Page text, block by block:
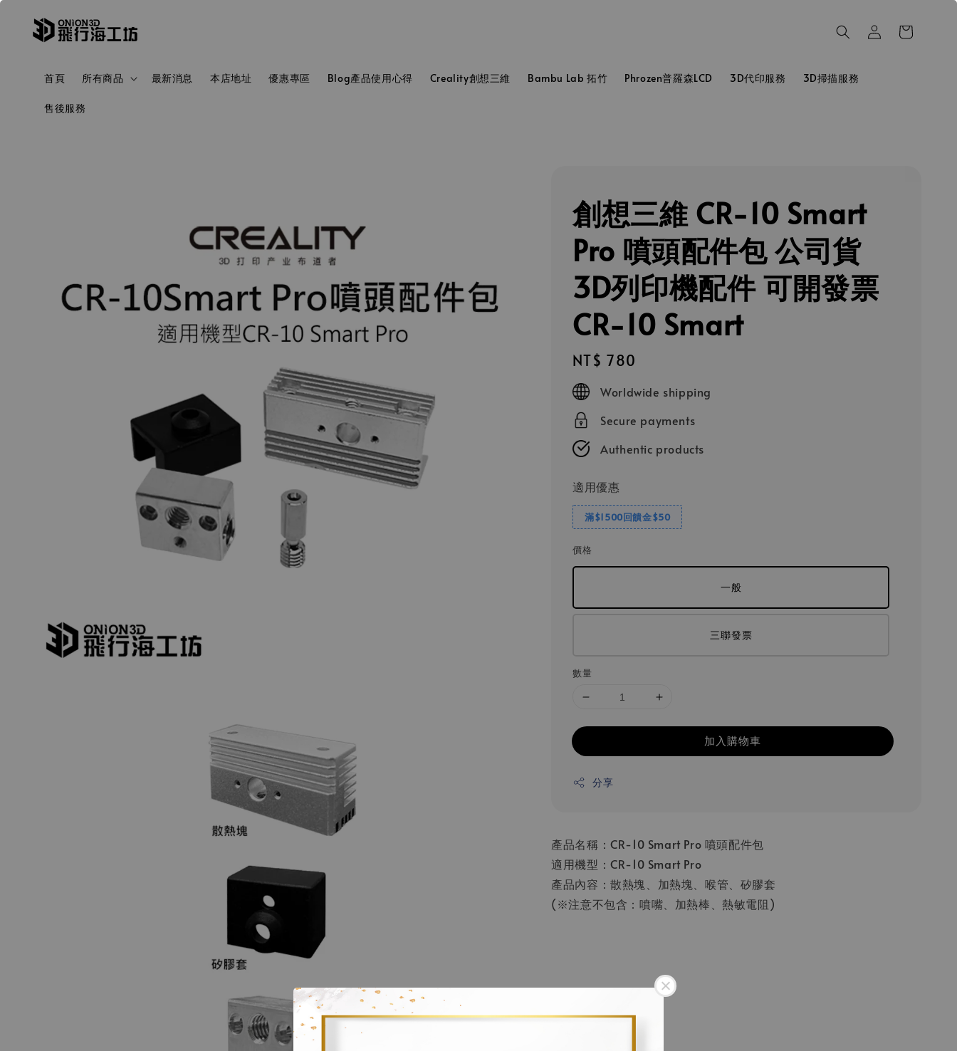
首頁 所有商品 最新消息 本店地址 優惠專區 Blog產品使用心得 Creality創想三維 Bambu Lab 拓竹 Phrozen普羅森LCD 3D代印服務 3D掃描服務
售後服務
創想三維 CR-10 Smart
Pro 噴頭配件包 公司貨
3D列印機配件 可開發票
CR-10 Smart
Regular
price
NT$ 780
Worldwide shipping
Secure payments
Authentic products
適用優惠
滿$1500回饋金$50
價格
一般
三聯發票
數量
加入購物車
分享
產品名稱：CR-10 Smart Pro 噴頭配件包
適用機型：CR-10 Smart Pro
產品內容：散熱塊、加熱塊、喉管、矽膠套
(※注意不包含：噴嘴、加熱棒、熱敏電阻)